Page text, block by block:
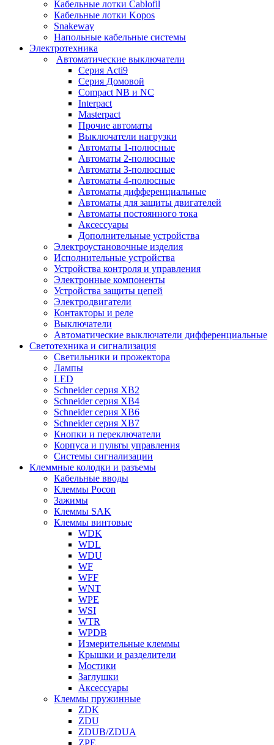
Кабельные лотки Cablofil
Кабельные лотки Kopos
Snakeway
Напольные кабельные системы
Электротехника
Автоматические выключатели
Серия Acti9
Серия Домовой
Compact NB и NC
Interpact
Masterpact
Прочие автоматы
Выключатели нагрузки
Автоматы 1-полюсные
Автоматы 2-полюсные
Автоматы 3-полюсные
Автоматы 4-полюсные
Автоматы дифференциальные
Автоматы для защиты двигателей
Автоматы постоянного тока
Аксессуары
Дополнительные устройства
Электроустановочные изделия
Исполнительные устройства
Устройства контроля и управления
Электронные компоненты
Устройства защиты цепей
Электродвигатели
Контакторы и реле
Выключатели
Автоматические выключатели дифференциальные
Светотехника и сигнализация
Светильники и прожектора
Лампы
LED
Schneider серия XB2
Schneider серия XB4
Schneider серия XB6
Schneider серия XB7
Кнопки и переключатели
Корпуса и пульты управления
Системы сигнализации
Клеммные колодки и разъемы
Кабельные вводы
Клеммы Pocon
Зажимы
Клеммы SAK
Клеммы винтовые
WDK
WDL
WDU
WF
WFF
WNT
WPE
WSI
WTR
WPDB
Измерительные клеммы
Крышки и разделители
Мостики
Заглушки
Аксессуары
Клеммы пружинные
ZDK
ZDU
ZDUB/ZDUA
ZPE